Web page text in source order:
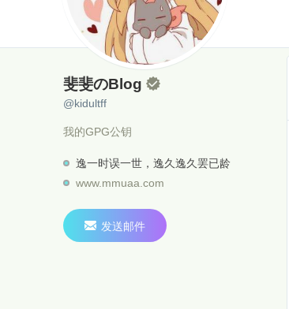
斐斐のBlog
@kidultff
斐斐のBlog 
@kidultff
我的GPG公钥
逸一时误一世，逸久逸久罢已龄
www.mmuaa.com
 发送邮件